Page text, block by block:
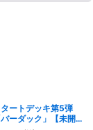
ートデッキ第5弾
バーダック」【未開封